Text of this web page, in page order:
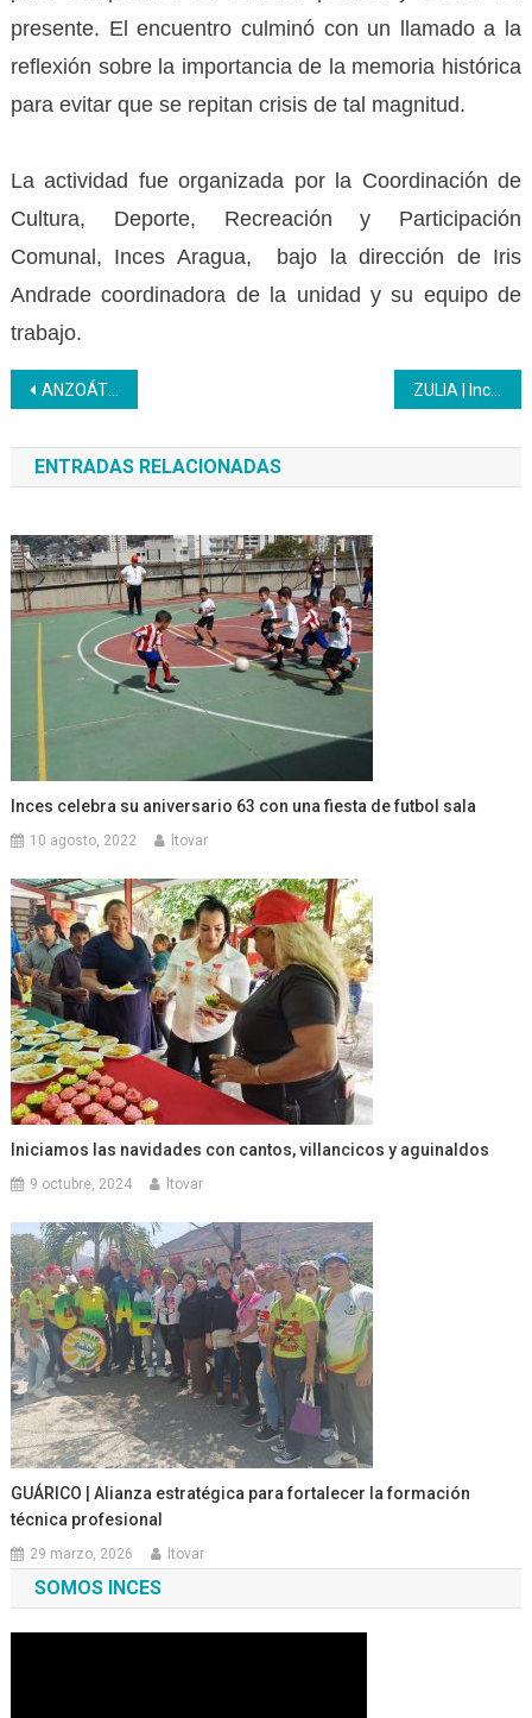
presente. El encuentro culminó con un llamado a la
reflexión sobre la importancia de la memoria histórica
para evitar que se repitan crisis de tal magnitud.
La actividad fue organizada por la Coordinación de
Cultura, Deporte, Recreación y Participación
Comunal, Inces Aragua, bajo la dirección de Iris
Andrade coordinadora de la unidad y su equipo de
trabajo.
Navegación
de
entradas
ANZOÁTEGUI | Juventud Productiva del Inces es condecorada en sesión solemne del municipio Sotillo ZULIA | Inces entrega 460 certificados a la clase obrera en el municipio Lagunillas
ENTRADAS RELACIONADAS
Inces celebra su aniversario 63 con una fiesta de futbol sala
10 agosto, 2022 ltovar
Iniciamos las navidades con cantos, villancicos y aguinaldos
9 octubre, 2024 ltovar
GUÁRICO | Alianza estratégica para fortalecer la formación
técnica profesional
29 marzo, 2026 ltovar
SOMOS INCES